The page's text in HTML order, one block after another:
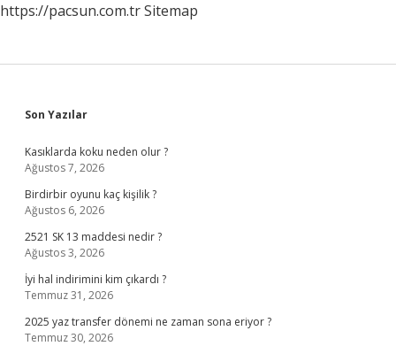
https://pacsun.com.trSitemap
Sidebar
Son Yazılar
Kasıklarda koku neden olur ?
Ağustos 7, 2026
Birdirbir oyunu kaç kişilik ?
Ağustos 6, 2026
2521 SK 13 maddesi nedir ?
Ağustos 3, 2026
İyi hal indirimini kim çıkardı ?
Temmuz 31, 2026
2025 yaz transfer dönemi ne zaman sona eriyor ?
Temmuz 30, 2026